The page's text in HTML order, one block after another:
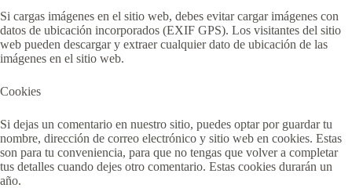
Si cargas imágenes en el sitio web, debes evitar cargar imágenes con
datos de ubicación incorporados (EXIF GPS). Los visitantes del sitio
web pueden descargar y extraer cualquier dato de ubicación de las
imágenes en el sitio web.
Cookies
Si dejas un comentario en nuestro sitio, puedes optar por guardar tu
nombre, dirección de correo electrónico y sitio web en cookies. Estas
son para tu conveniencia, para que no tengas que volver a completar
tus detalles cuando dejes otro comentario. Estas cookies durarán un
año.